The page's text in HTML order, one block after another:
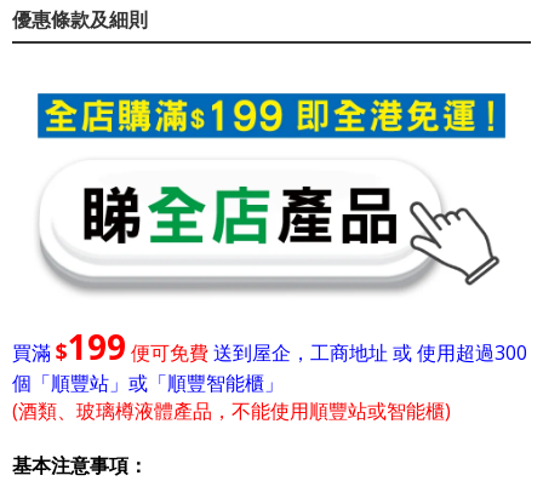
優惠條款及細則
買滿$199 便可免費送到屋企，工商地址 或 使用超過300
個「順豐站」或「順豐智能櫃」
(酒類、玻璃樽液體產品，不能使用順豐站或智能櫃)
基本注意事項：